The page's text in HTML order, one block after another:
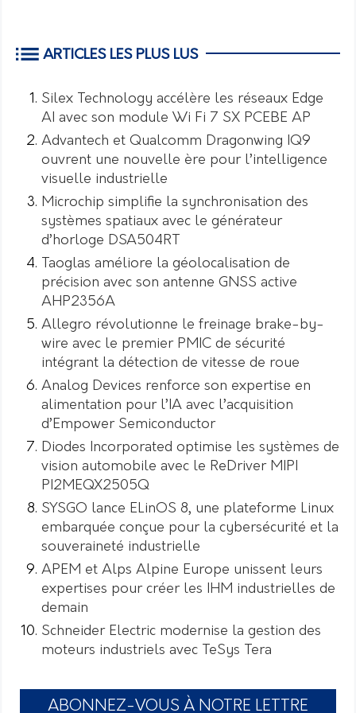
ARTICLES LES PLUS LUS
Silex Technology accélère les réseaux Edge
AI avec son module Wi Fi 7 SX PCEBE AP
Advantech et Qualcomm Dragonwing IQ9
ouvrent une nouvelle ère pour l’intelligence
visuelle industrielle
Microchip simplifie la synchronisation des
systèmes spatiaux avec le générateur
d’horloge DSA504RT
Taoglas améliore la géolocalisation de
précision avec son antenne GNSS active
AHP2356A
Allegro révolutionne le freinage brake-by-
wire avec le premier PMIC de sécurité
intégrant la détection de vitesse de roue
Analog Devices renforce son expertise en
alimentation pour l’IA avec l’acquisition
d’Empower Semiconductor
Diodes Incorporated optimise les systèmes de
vision automobile avec le ReDriver MIPI
PI2MEQX2505Q
SYSGO lance ELinOS 8, une plateforme Linux
embarquée conçue pour la cybersécurité et la
souveraineté industrielle
APEM et Alps Alpine Europe unissent leurs
expertises pour créer les IHM industrielles de
demain
Schneider Electric modernise la gestion des
moteurs industriels avec TeSys Tera
ABONNEZ-VOUS À NOTRE LETTRE